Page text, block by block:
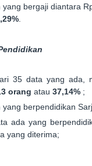
yang bergaji diantara
35 data yang ada,
orang atau 37,14% ;
yang berpendidikan
ada yang
yang diterima;